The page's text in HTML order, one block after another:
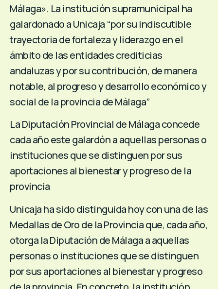
Málaga». La institución supramunicipal ha
galardonado a Unicaja “por su indiscutible
trayectoria de fortaleza y liderazgo en el
ámbito de las entidades crediticias
andaluzas y por su contribución, de manera
notable, al progreso y desarrollo económico y
social de la provincia de Málaga”
La Diputación Provincial de Málaga concede
cada año este galardón a aquellas personas o
instituciones que se distinguen por sus
aportaciones al bienestar y progreso de la
provincia
Unicaja ha sido distinguida hoy con una de las
Medallas de Oro de la Provincia que, cada año,
otorga la Diputación de Málaga a aquellas
personas o instituciones que se distinguen
por sus aportaciones al bienestar y progreso